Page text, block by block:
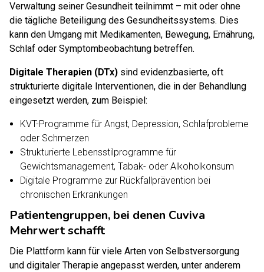
Verwaltung seiner Gesundheit teilnimmt – mit oder ohne
die tägliche Beteiligung des Gesundheitssystems. Dies
kann den Umgang mit Medikamenten, Bewegung, Ernährung,
Schlaf oder Symptombeobachtung betreffen.
Digitale Therapien (DTx) sind evidenzbasierte, oft
strukturierte digitale Interventionen, die in der Behandlung
eingesetzt werden, zum Beispiel:
KVT-Programme für Angst, Depression, Schlafprobleme
oder Schmerzen
Strukturierte Lebensstilprogramme für
Gewichtsmanagement, Tabak- oder Alkoholkonsum
Digitale Programme zur Rückfallprävention bei
chronischen Erkrankungen
Patientengruppen, bei denen Cuviva
Mehrwert schafft
Die Plattform kann für viele Arten von Selbstversorgung
und digitaler Therapie angepasst werden, unter anderem